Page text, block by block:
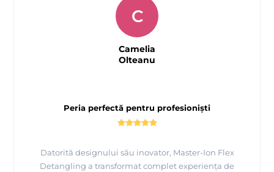
Peria perfectă pentru profesioniști
Datorită designului său inovator, Master-Ion Flex
Detangling a transformat complet experiența de
C
Camelia
Olteanu